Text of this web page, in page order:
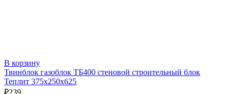
В корзину
Твинблок газоблок ТБ400 стеновой строительный блок
Теплит 375х250х625